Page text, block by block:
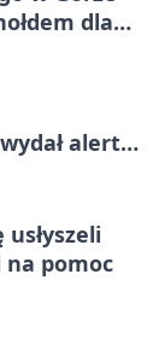
dla
alert
pomoc